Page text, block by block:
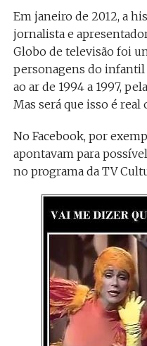
Em janeiro de 2012, a
jornalista e
Globo de televisão foi
personagens do infantil
ao ar de 1994 a 1997,
Mas será que isso é real
No Facebook, por
apontavam para
no programa da TV